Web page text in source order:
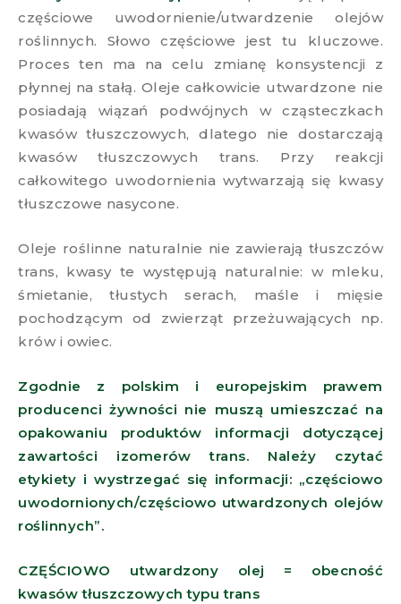
częściowe uwodornienie/utwardzenie olejów
roślinnych. Słowo częściowe jest tu kluczowe.
Proces ten ma na celu zmianę konsystencji z
płynnej na stałą. Oleje całkowicie utwardzone nie
posiadają wiązań podwójnych w cząsteczkach
kwasów tłuszczowych, dlatego nie dostarczają
kwasów tłuszczowych trans. Przy reakcji
całkowitego uwodornienia wytwarzają się kwasy
tłuszczowe nasycone.
Oleje roślinne naturalnie nie zawierają tłuszczów
trans, kwasy te występują naturalnie: w mleku,
śmietanie, tłustych serach, maśle i mięsie
pochodzącym od zwierząt przeżuwających np.
krów i owiec.
Zgodnie z polskim i europejskim prawem
producenci żywności nie muszą umieszczać na
opakowaniu produktów informacji dotyczącej
zawartości izomerów trans. Należy czytać
etykiety i wystrzegać się informacji: „częściowo
uwodornionych/częściowo utwardzonych olejów
roślinnych”.
CZĘŚCIOWO utwardzony olej = obecność
kwasów tłuszczowych typu trans